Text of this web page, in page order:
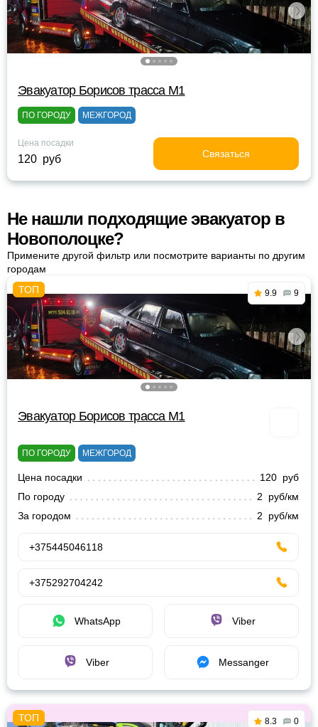
Эвакуатор Борисов трасса М1
ПО ГОРОДУ МЕЖГОРОД
Цена посадки
120 руб Связаться
Не нашли подходящие эвакуатор в
Новополоцке?
Примените другой фильтр или посмотрите варианты по другим
городам
9.9 9
Эвакуатор Борисов трасса М1
ПО ГОРОДУ МЕЖГОРОД
Цена посадки
120 руб
По городу
2 руб/км
За городом
2 руб/км
+375445046118
+375292704242
WhatsApp Viber
Viber Messanger
8.3 0